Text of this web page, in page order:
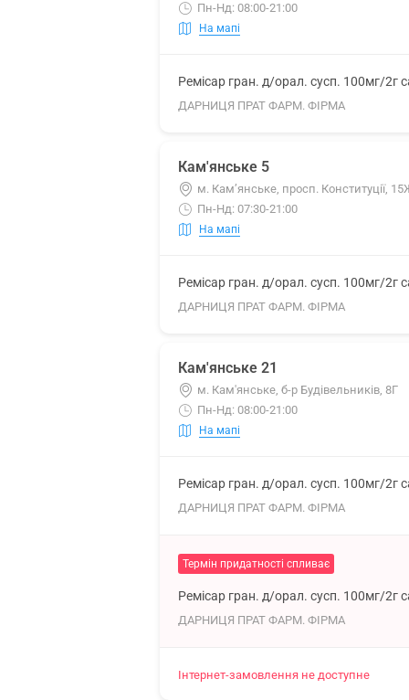
Пн-Нд: 08:00-21:00
На мапі
Ремісар гран. д/орал. сусп. 100мг/2г
ДАРНИЦЯ ПРАТ ФАРМ. ФІРМА
Кам'янське 5
м. Кам’янське, просп. Конституції,
Пн-Нд: 07:30-21:00
На мапі
Ремісар гран. д/орал. сусп. 100мг/2г
ДАРНИЦЯ ПРАТ ФАРМ. ФІРМА
Кам'янське 21
м. Кам'янське, б-р Будівельників, 8Г
Пн-Нд: 08:00-21:00
На мапі
Ремісар гран. д/орал. сусп. 100мг/2г
ДАРНИЦЯ ПРАТ ФАРМ. ФІРМА
Термін придатності спливає
Ремісар гран. д/орал. сусп. 100мг/2г
ДАРНИЦЯ ПРАТ ФАРМ. ФІРМА
Інтернет-замовлення не доступне